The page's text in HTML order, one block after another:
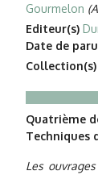
Gourmelon
Editeur(s)
Date de
Collection(s)
Quatrième
Techniques
Les